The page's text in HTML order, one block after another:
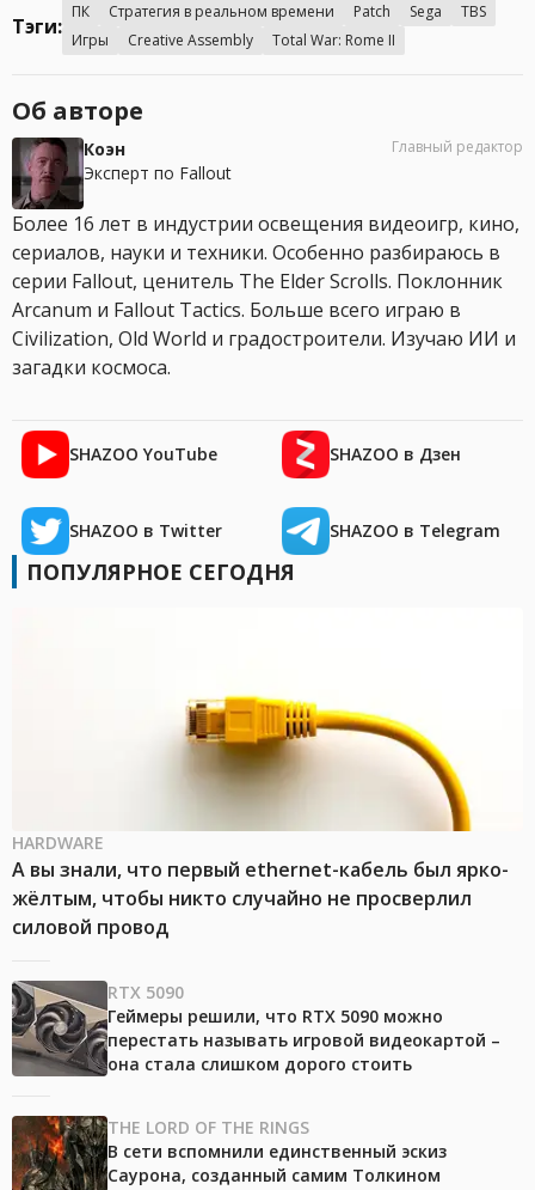
Тэги:
ПК Стратегия в реальном времени Patch Sega
TBS
Игры
Creative Assembly Total War: Rome II
Об авторе
Коэн
Эксперт по Fallout
Главный редактор
Более 16 лет в индустрии освещения видеоигр, кино,
сериалов, науки и техники. Особенно разбираюсь в
серии Fallout, ценитель The Elder Scrolls. Поклонник
Arcanum и Fallout Tactics. Больше всего играю в
Civilization, Old World и градостроители. Изучаю ИИ и
загадки космоса.
SHAZOO YouTube SHAZOO в Дзен
SHAZOO в Twitter SHAZOO в Telegram
ПОПУЛЯРНОЕ СЕГОДНЯ
HARDWARE
А вы знали, что первый ethernet-кабель был ярко-
жёлтым, чтобы никто случайно не просверлил
силовой провод
RTX 5090
Геймеры решили, что RTX 5090 можно
перестать называть игровой видеокартой –
она стала слишком дорого стоить
THE LORD OF THE RINGS
В сети вспомнили единственный эскиз
Саурона, созданный самим Толкином